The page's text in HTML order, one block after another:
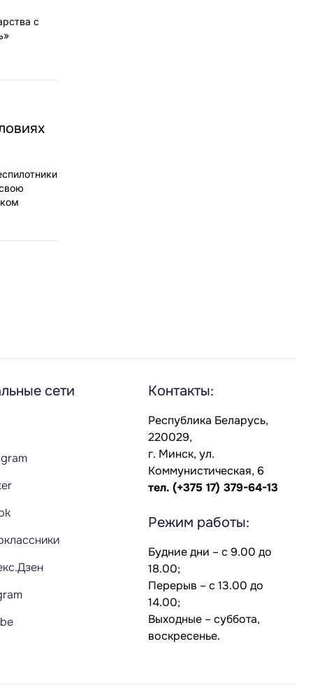
с
сети Контакты:
Республика Беларусь,
220029,
г. Минск, ул.
Коммунистическая, 6
тел. (+375 17) 379-64-13
Режим работы:
Будние дни – с 9.00 до
18.00;
Перерыв – с 13.00 до
14.00;
Выходные – суббота,
воскресенье.